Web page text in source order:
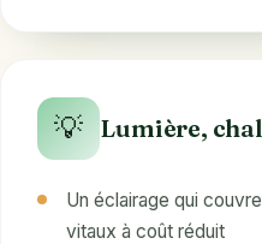
💡 Lumière,
Un éclairage qui
vitaux à coût réduit